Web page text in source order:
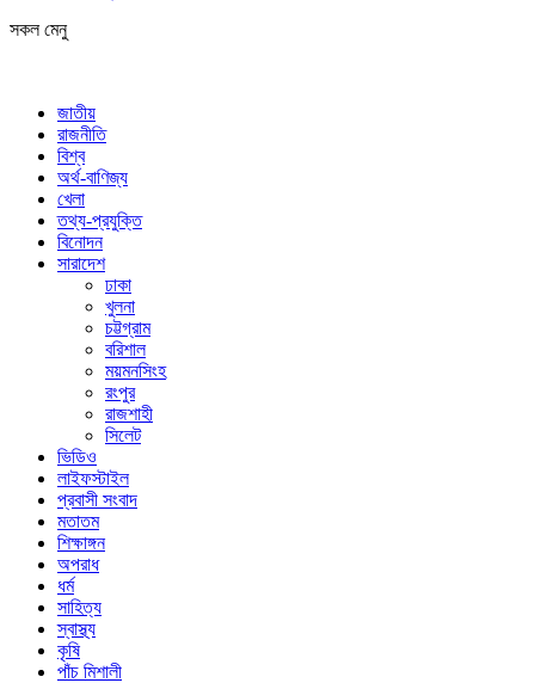
সকল মেনু
জাতীয়
রাজনীতি
বিশ্ব
অর্থ-বাণিজ্য
খেলা
তথ্য-প্রযুক্তি
বিনোদন
সারাদেশ
ঢাকা
খুলনা
চট্টগ্রাম
বরিশাল
ময়মনসিংহ
রংপুর
রাজশাহী
সিলেট
ভিডিও
লাইফস্টাইল
প্রবাসী সংবাদ
মতাতম
শিক্ষাঙ্গন
অপরাধ
ধর্ম
সাহিত্য
স্বাস্থ্য
কৃষি
পাঁচ মিশালী